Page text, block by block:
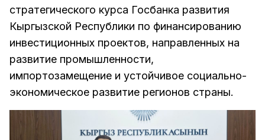
стратегического курса Госбанка развития
Кыргызской Республики по финансированию
инвестиционных проектов, направленных на
развитие промышленности,
импортозамещение и устойчивое социально-
экономическое развитие регионов страны.